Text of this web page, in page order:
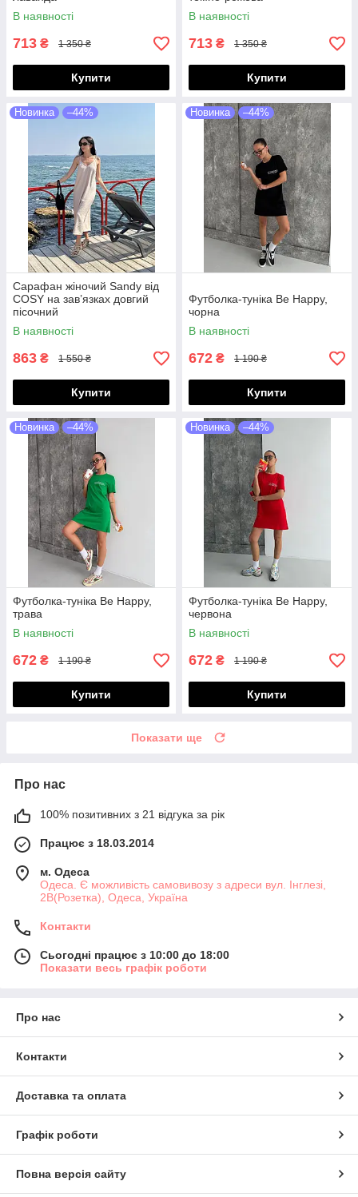
В наявності
713 ₴ 1 350 ₴
Купити
В наявності
713 ₴ 1 350 ₴
Купити
Новинка –44%
Сарафан жіночий Sandy від
COSY на зав’язках довгий
пісочний
В наявності
863 ₴ 1 550 ₴
Купити
Новинка –44%
Футболка-туніка Be Happy,
чорна
В наявності
672 ₴ 1 190 ₴
Купити
Новинка –44%
Футболка-туніка Be Happy,
трава
В наявності
672 ₴ 1 190 ₴
Купити
Новинка –44%
Футболка-туніка Be Happy,
червона
В наявності
672 ₴ 1 190 ₴
Купити
Показати ще
Про нас
100% позитивних з 21 відгука за рік
Працює з 18.03.2014
м. Одеса
Одеса. Є можливість самовивозу з адреси вул. Інглезі,
2В(Розетка), Одеса, Україна
Контакти
Сьогодні працює з 10:00 до 18:00
Показати весь графік роботи
Про нас
Контакти
Доставка та оплата
Графік роботи
Повна версія сайту